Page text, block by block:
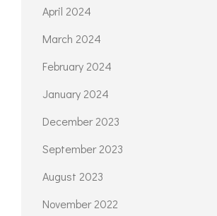
April 2024
March 2024
February 2024
January 2024
December 2023
September 2023
August 2023
November 2022